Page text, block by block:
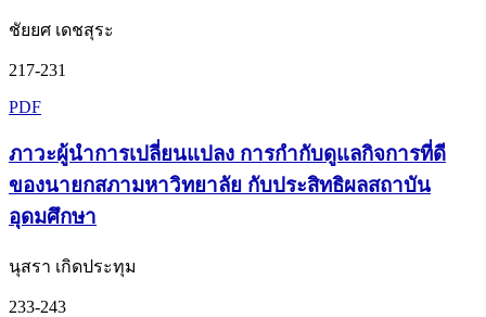
ชัยยศ เดชสุระ
217-231
PDF
ภาวะผู้นำการเปลี่ยนแปลง การกำกับดูแลกิจการที่ดี
ของนายกสภามหาวิทยาลัย กับประสิทธิผลสถาบัน
อุดมศึกษา
นุสรา เกิดประทุม
233-243